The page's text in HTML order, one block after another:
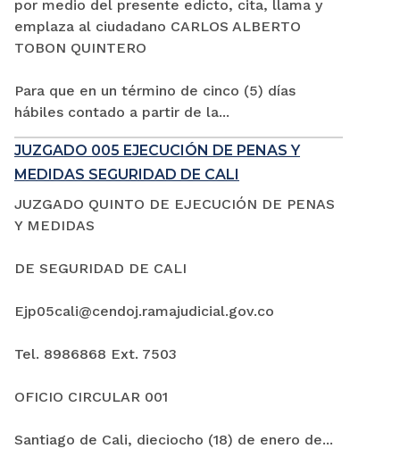
por medio del presente edicto, cita, llama y
emplaza al ciudadano CARLOS ALBERTO
TOBON QUINTERO
Para que en un término de cinco (5) días
hábiles contado a partir de la...
JUZGADO 005 EJECUCIÓN DE PENAS Y
MEDIDAS SEGURIDAD DE CALI
JUZGADO QUINTO DE EJECUCIÓN DE PENAS
Y MEDIDAS
DE SEGURIDAD DE CALI
Ejp05cali@cendoj.ramajudicial.gov.co
Tel. 8986868 Ext. 7503
OFICIO CIRCULAR 001
Santiago de Cali, dieciocho (18) de enero de...